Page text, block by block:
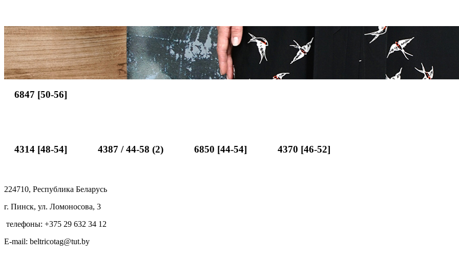
6847 [50-56]
4314 [48-54] 4387 / 44-58 (2) 6850 [44-54] 4370 [46-52]
224710, Республика Беларусь
г. Пинск, ул. Ломоносова, 3
телефоны: +375 29 632 34 12
E-mail: beltricotag@tut.by